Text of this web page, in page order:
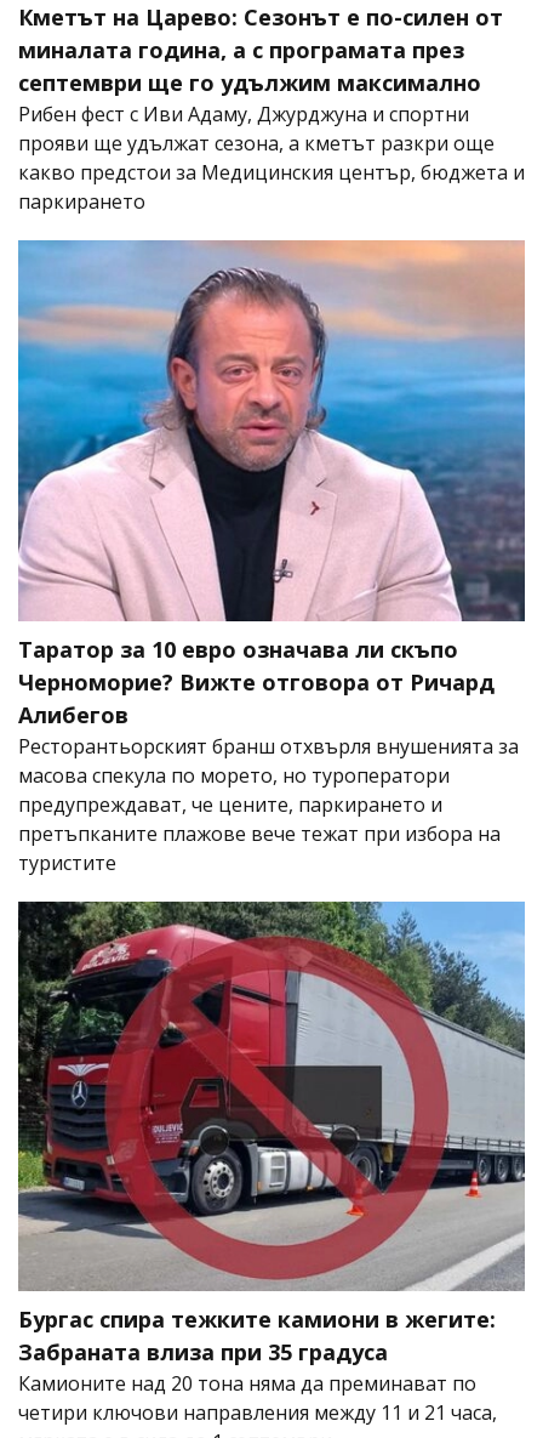
Кметът на Царево: Сезонът е по-силен от
миналата година, а с програмата през
септември ще го удължим максимално
Рибен фест с Иви Адаму, Джурджуна и спортни
прояви ще удължат сезона, а кметът разкри още
какво предстои за Медицинския център, бюджета и
паркирането
Таратор за 10 евро означава ли скъпо
Черноморие? Вижте отговора от Ричард
Алибегов
Ресторантьорският бранш отхвърля внушенията за
масова спекула по морето, но туроператори
предупреждават, че цените, паркирането и
претъпканите плажове вече тежат при избора на
туристите
Бургас спира тежките камиони в жегите:
Забраната влиза при 35 градуса
Камионите над 20 тона няма да преминават по
четири ключови направления между 11 и 21 часа,